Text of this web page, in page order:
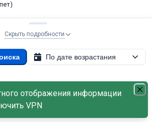
Скрыть подробности
По дате возрастания
(по Нилу с русской группой)
Выбрать
отображения информации
VPN